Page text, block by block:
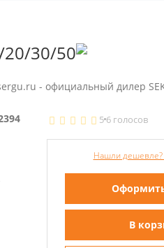
20/30/50
- официальный дилер
5 6 голосов
Нашли дешевле?
В